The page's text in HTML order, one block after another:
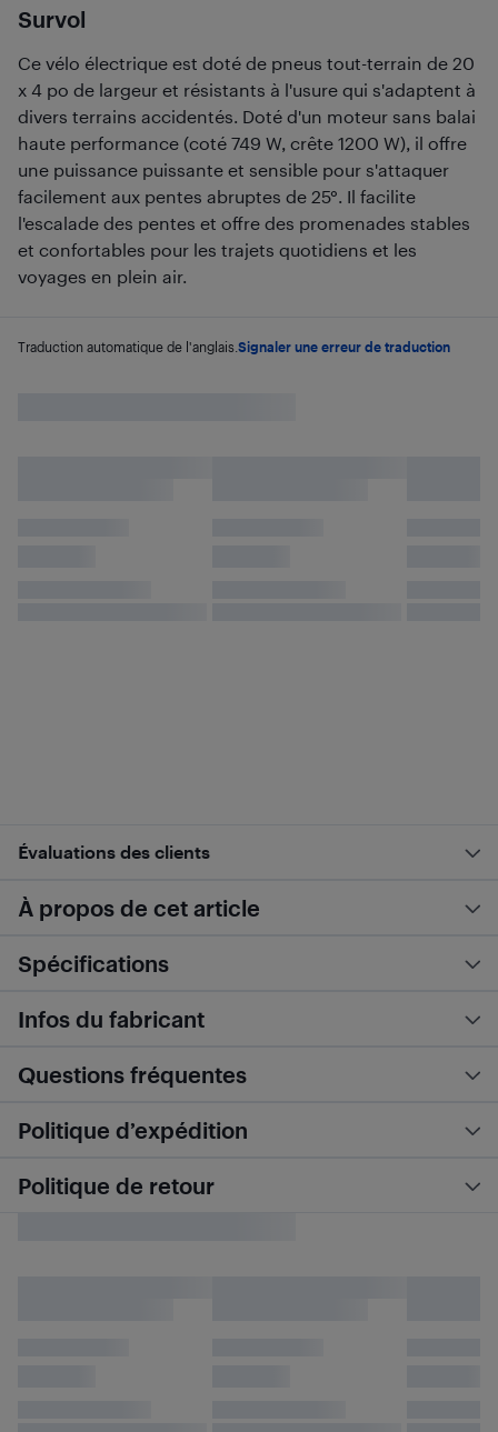
Survol
Ce vélo électrique est doté de pneus tout-terrain de 20
x 4 po de largeur et résistants à l'usure qui s'adaptent à
divers terrains accidentés. Doté d'un moteur sans balai
haute performance (coté 749 W, crête 1200 W), il offre
une puissance puissante et sensible pour s'attaquer
facilement aux pentes abruptes de 25°. Il facilite
l'escalade des pentes et offre des promenades stables
et confortables pour les trajets quotidiens et les
voyages en plein air.
Traduction automatique de l'anglais. Signaler une erreur de traduction
Évaluations des clients
À propos de cet article
Spécifications
Infos du fabricant
Questions fréquentes
Politique d’expédition
Politique de retour